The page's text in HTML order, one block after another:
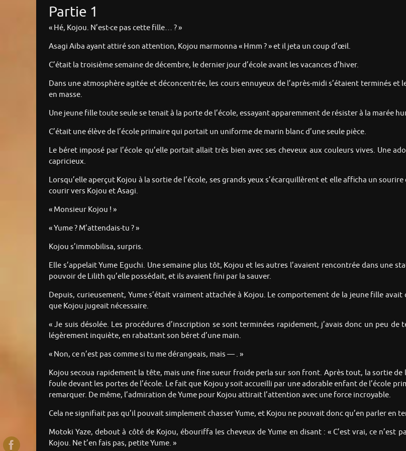
Partie 1
« Hé, Kojou. N’est-ce pas cette fille… ? »
Asagi Aiba ayant attiré son attention, Kojou marmonna « Hmm ? » et il jeta un coup d’œil.
C’était la troisième semaine de décembre, le dernier jour d’école avant les vacances d’hiver.
Dans une atmosphère agitée et déconcentrée, les cours ennuyeux de l’après-midi s’étaient terminés et
en masse.
Une jeune fille toute seule se tenait à la porte de l’école, essayant apparemment de résister à la marée
C’était une élève de l’école primaire qui portait un uniforme de marin blanc d’une seule pièce.
Le béret imposé par l’école qu’elle portait allait très bien avec ses cheveux aux couleurs vives. Une
capricieux.
Lorsqu’elle aperçut Kojou à la sortie de l’école, ses grands yeux s’écarquillèrent et elle afficha un
courir vers Kojou et Asagi.
« Monsieur Kojou ! »
« Yume ? M’attendais-tu ? »
Kojou s’immobilisa, surpris.
Elle s’appelait Yume Eguchi. Une semaine plus tôt, Kojou et les autres l’avaient rencontrée dans une
pouvoir de Lilith qu’elle possédait, et ils avaient fini par la sauver.
Depuis, curieusement, Yume s’était vraiment attachée à Kojou. Le comportement de la jeune fille
que Kojou jugeait nécessaire.
« Je suis désolée. Les procédures d’inscription se sont terminées rapidement, j’avais donc un peu
légèrement inquiète, en rabattant son béret d’une main.
« Non, ce n’est pas comme si tu me dérangeais, mais — . »
Kojou secoua rapidement la tête, mais une fine sueur froide perla sur son front. Après tout, la sortie
foule devant les portes de l’école. Le fait que Kojou y soit accueilli par une adorable enfant de l’école
remarquer. De même, l’admiration de Yume pour Kojou attirait l’attention avec une force incroyable.
Cela ne signifiait pas qu’il pouvait simplement chasser Yume, et Kojou ne pouvait donc qu’en parler en
Motoki Yaze, debout à côté de Kojou, ébouriffa les cheveux de Yume en disant : « C’est vrai, ce
Kojou. Ne t’en fais pas, petite Yume. »